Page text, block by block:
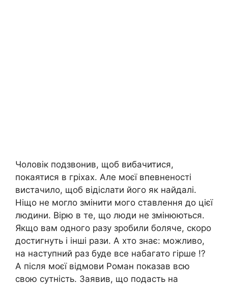
Чоловік подзвонив, щоб вибачитися,
покаятися в гріхах. Але моєї впевненості
вистачило, щоб відіслати його як найдалі.
Ніщо не могло змінити мого ставлення до цієї
людини. Вірю в те, що люди не змінюються.
Якщо вам одного разу зробили боляче, скоро
достигнуть і інші рази. А хто знає: можливо,
на наступний раз буде все набагато гірше !?
А після моєї відмови Роман показав всю
свою сутність. Заявив, що подасть на